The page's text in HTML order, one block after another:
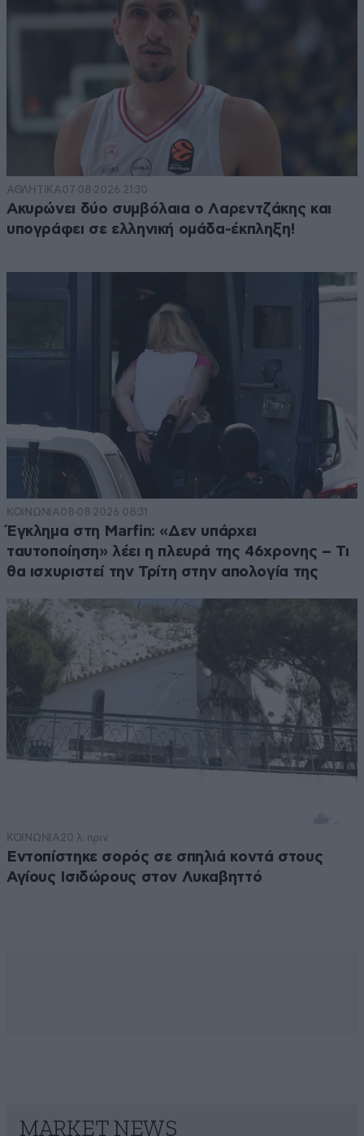
ΑΘΛΗΤΙΚΑ07·08·2026 21:30
Ακυρώνει δύο συμβόλαια ο Λαρεντζάκης και
υπογράφει σε ελληνική ομάδα-έκπληξη!
ΚΟΙΝΩΝΙΑ08·08·2026 08:31
Έγκλημα στη Marfin: «Δεν υπάρχει
ταυτοποίηση» λέει η πλευρά της 46χρονης – Τι
θα ισχυριστεί την Τρίτη στην απολογία της
ΚΟΙΝΩΝΙΑ20 λ. πριν
Εντοπίστηκε σορός σε σπηλιά κοντά στους
Αγίους Ισιδώρους στον Λυκαβηττό
MARKET NEWS